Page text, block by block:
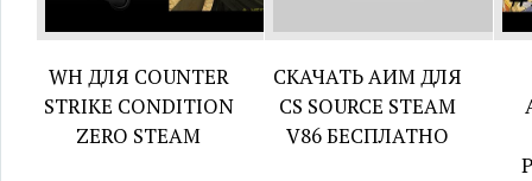
WH ДЛЯ COUNTER
STRIKE CONDITION
ZERO STEAM
СКАЧАТЬ АИМ ДЛЯ
CS SOURCE STEAM
V86 БЕСПЛАТНО